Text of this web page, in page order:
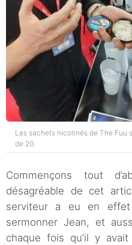
Les sachets nicotinés de The Fuu
de 20.
Commençons tout
désagréable de cet
serviteur a eu en
sermonner Jean, et
chaque fois qu’il y